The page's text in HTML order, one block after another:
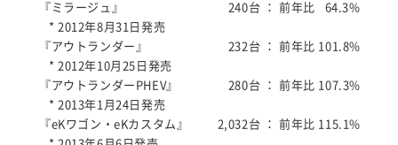
『ミラージュ』
240台 ： 前年比 64.3%
* 2012年8月31日発売
『アウトランダー』
232台 ： 前年比 101.8%
* 2012年10月25日発売
『アウトランダーPHEV』
280台 ： 前年比 107.3%
* 2013年1月24日発売
『eKワゴン・eKカスタム』
2,032台 ： 前年比 115.1%